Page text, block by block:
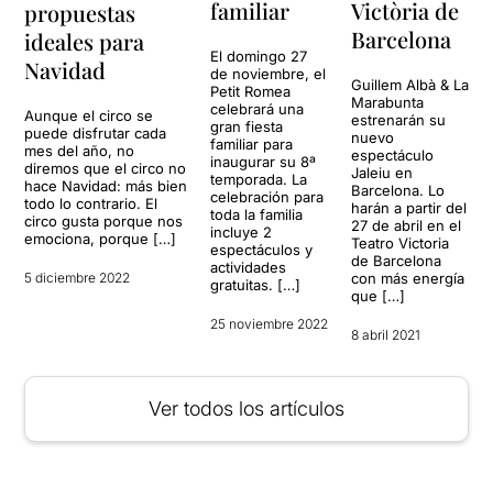
propuestas
ideales para
Navidad
Aunque el circo se
puede disfrutar cada
mes del año, no
diremos que el circo no
hace Navidad: más bien
todo lo contrario. El
circo gusta porque nos
emociona, porque […]
5 diciembre 2022
familiar
El domingo 27
de noviembre, el
Petit Romea
celebrará una
gran fiesta
familiar para
inaugurar su 8ª
temporada. La
celebración para
toda la familia
incluye 2
espectáculos y
actividades
gratuitas. […]
25 noviembre 2022
Victòria de
Barcelona
Guillem Albà & La
Marabunta
estrenarán su
nuevo
espectáculo
Jaleiu en
Barcelona. Lo
harán a partir del
27 de abril en el
Teatro Victoria
de Barcelona
con más energía
que […]
8 abril 2021
Ver todos los artículos